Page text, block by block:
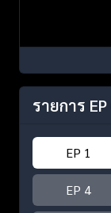
รายการ EP
EP 1
EP 4